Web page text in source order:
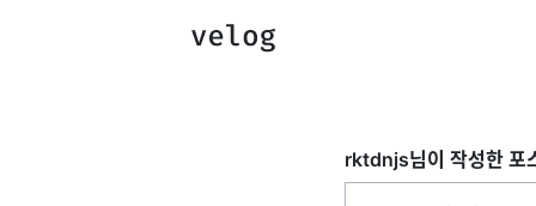
rktdnjs님이 작성한 포